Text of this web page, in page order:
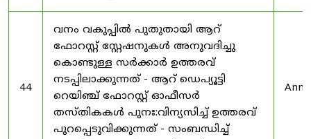
44
വനം വകുപ്പിൽ പുതുതായി ആറ്
ഫോറസ്റ്റ് സ്റ്റേഷനുകൾ അനുവദിച്ചു
കൊണ്ടുള്ള സർക്കാർ ഉത്തരവ്
നടപ്പിലാക്കുന്നത് - ആറ് ഡെപ്യൂട്ടി
റെയിഞ്ച് ഫോറസ്റ്റ് ഓഫീസർ
തസ്തികകൾ പുനഃ:വിന്യസിച്ച് ഉത്തരവ്
പുറപ്പെടുവിക്കുന്നത് - സംബന്ധിച്ച്